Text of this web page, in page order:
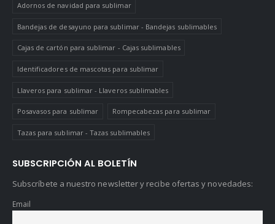
Adornos de navidad para sublimar
Bandejas de desayuno para sublimar - Bandejas sublimables
Cajas de cartón para sublimar - Cajas sublimables
Identificadores de mascotas para sublimar
Llaveros para sublimar - Llaveros sublimables
Posavasos para sublimar Rompecabezas para sublimar
Tazas para sublimar - Tazas sublimables
SUBSCRIPCIÓN AL BOLETÍN
Subscríbete a nuestro newsletter y recibe ofertas y novedades:
Email